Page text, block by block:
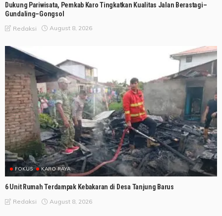
Dukung Pariwisata, Pemkab Karo Tingkatkan Kualitas Jalan Berastagi–
Gundaling–Gongsol
Redaksi August 8, 2026
FOKUS KARO RAYA
6 Unit Rumah Terdampak Kebakaran di Desa Tanjung Barus
Redaksi August 8, 2026